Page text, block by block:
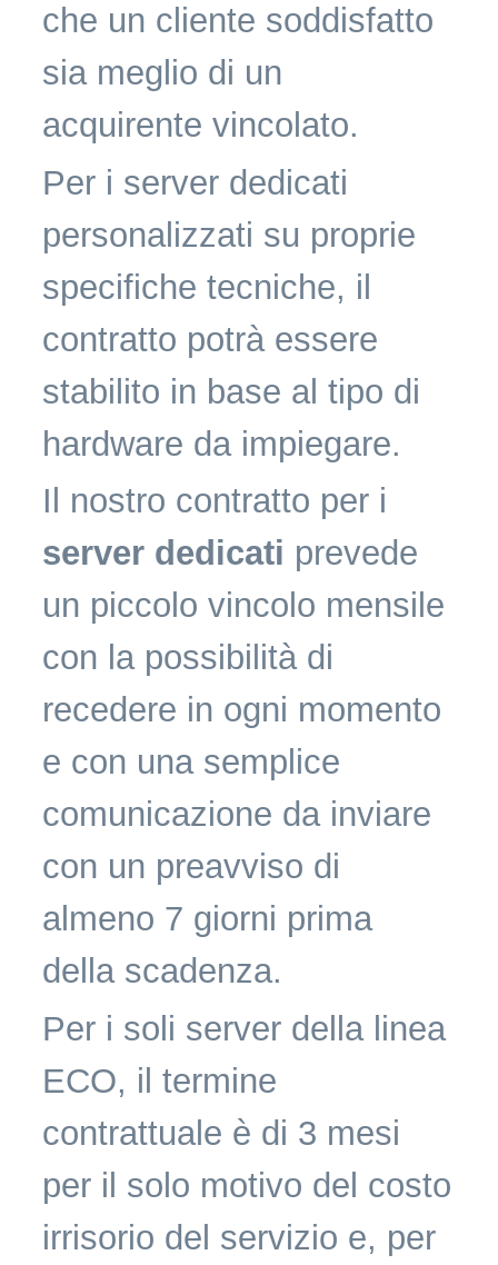
che un cliente soddisfatto
sia meglio di un
acquirente vincolato.
Per i server dedicati
personalizzati su proprie
specifiche tecniche, il
contratto potrà essere
stabilito in base al tipo di
hardware da impiegare.
Il nostro contratto per i
server dedicati prevede
un piccolo vincolo mensile
con la possibilità di
recedere in ogni momento
e con una semplice
comunicazione da inviare
con un preavviso di
almeno 7 giorni prima
della scadenza.
Per i soli server della linea
ECO, il termine
contrattuale è di 3 mesi
per il solo motivo del costo
irrisorio del servizio e, per